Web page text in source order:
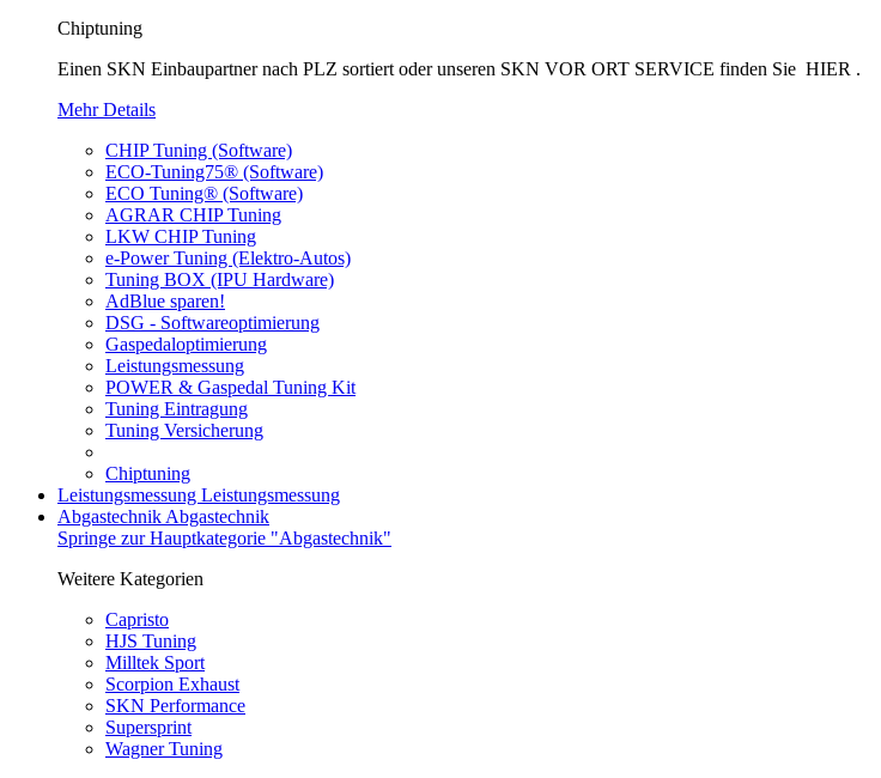
Chiptuning
Einen SKN Einbaupartner nach PLZ sortiert oder unseren SKN VOR ORT SERVICE finden Sie HIER .
Mehr Details
CHIP Tuning (Software)
ECO-Tuning75® (Software)
ECO Tuning® (Software)
AGRAR CHIP Tuning
LKW CHIP Tuning
e-Power Tuning (Elektro-Autos)
Tuning BOX (IPU Hardware)
AdBlue sparen!
DSG - Softwareoptimierung
Gaspedaloptimierung
Leistungsmessung
POWER & Gaspedal Tuning Kit
Tuning Eintragung
Tuning Versicherung
Chiptuning
Leistungsmessung Leistungsmessung
Abgastechnik Abgastechnik
Springe zur Hauptkategorie "Abgastechnik"
Weitere Kategorien
Capristo
HJS Tuning
Milltek Sport
Scorpion Exhaust
SKN Performance
Supersprint
Wagner Tuning